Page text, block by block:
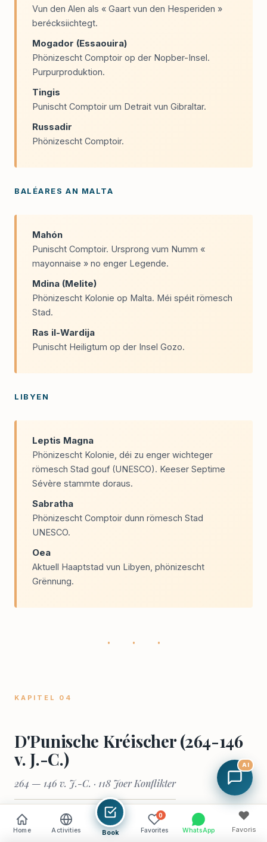
Vun den Alen als « Gaart vun den Hesperiden »
berécksiichtegt.
Mogador (Essaouira)
Phönizescht Comptoir op der Nopber-Insel.
Purpurproduktion.
Tingis
Punischt Comptoir um Detrait vun Gibraltar.
Russadir
Phönizescht Comptoir.
BALÉARES AN MALTA
Mahón
Punischt Comptoir. Ursprong vum Numm «
mayonnaise » no enger Legende.
Mdina (Melite)
Phönizescht Kolonie op Malta. Méi spéit römesch
Stad.
Ras il-Wardija
Punischt Heiligtum op der Insel Gozo.
LIBYEN
Leptis Magna
Phönizescht Kolonie, déi zu enger wichteger
römesch Stad gouf (UNESCO). Keeser Septime
Sévère stammte doraus.
Sabratha
Phönizescht Comptoir dunn römesch Stad
UNESCO.
Oea
Aktuell Haaptstad vun Libyen, phönizescht
Grënnung.
· · ·
KAPITEL 04
D'Punische Kréischer (264-146
v. J.-C.)
264 — 146 v. J.-C. · 118 Joer Konflikter
Home Activities Book
0
Favorites WhatsApp
♥
Favoris
AI